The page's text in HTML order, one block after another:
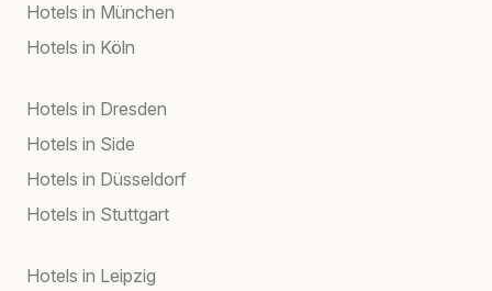
Hotels in München
Hotels in Köln
Hotels in Dresden
Hotels in Side
Hotels in Düsseldorf
Hotels in Stuttgart
Hotels in Leipzig